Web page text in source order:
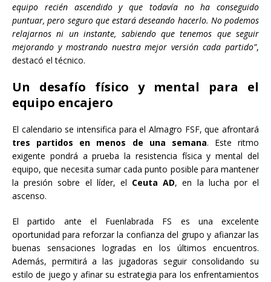
equipo recién ascendido y que todavía no ha conseguido
puntuar, pero seguro que estará deseando hacerlo. No podemos
relajarnos ni un instante, sabiendo que tenemos que seguir
mejorando y mostrando nuestra mejor versión cada partido”,
destacó el técnico.
Un desafío físico y mental para el
equipo encajero
El calendario se intensifica para el Almagro FSF, que afrontará
tres partidos en menos de una semana. Este ritmo
exigente pondrá a prueba la resistencia física y mental del
equipo, que necesita sumar cada punto posible para mantener
la presión sobre el líder, el Ceuta AD, en la lucha por el
ascenso.
El partido ante el Fuenlabrada FS es una excelente
oportunidad para reforzar la confianza del grupo y afianzar las
buenas sensaciones logradas en los últimos encuentros.
Además, permitirá a las jugadoras seguir consolidando su
estilo de juego y afinar su estrategia para los enfrentamientos